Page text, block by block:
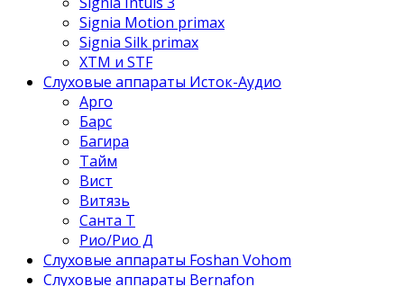
Signia Motion primax
Signia Silk primax
XTM и STF
Слуховые аппараты Исток-Аудио
Арго
Барс
Багира
Тайм
Вист
Витязь
Санта Т
Рио/Рио Д
Слуховые аппараты Foshan Vohom
Слуховые аппараты Bernafon